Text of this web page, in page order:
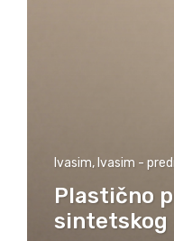
Ivasim, Ivasim -
Plastično
sintetskog